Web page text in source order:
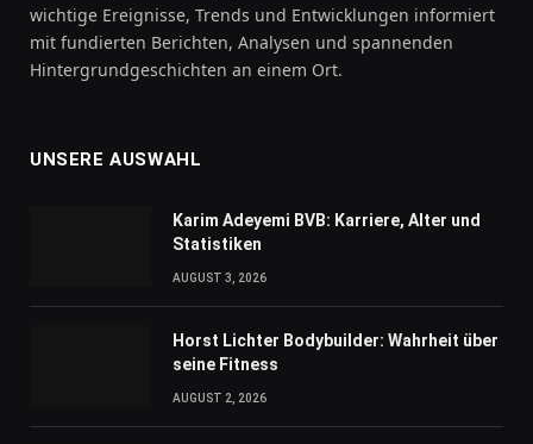
wichtige Ereignisse, Trends und Entwicklungen informiert
mit fundierten Berichten, Analysen und spannenden
Hintergrundgeschichten an einem Ort.
UNSERE AUSWAHL
Karim Adeyemi BVB: Karriere, Alter und
Statistiken
AUGUST 3, 2026
Horst Lichter Bodybuilder: Wahrheit über
seine Fitness
AUGUST 2, 2026